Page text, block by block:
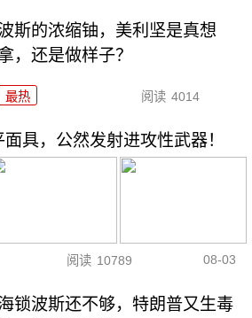
斯的浓缩铀，美利坚是真想
，还是做样子？
最热 阅读 4014
具，公然发射进攻性武器！
阅读 10789 08-03
锁波斯还不够，特朗普又生毒